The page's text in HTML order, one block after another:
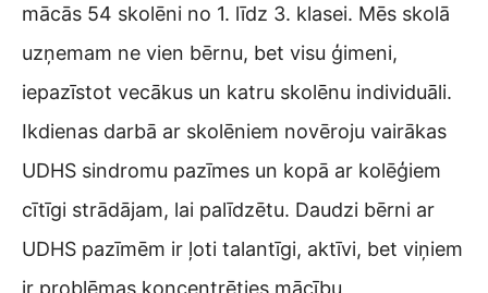
mācās 54 skolēni no 1. līdz 3. klasei. Mēs skolā
uzņemam ne vien bērnu, bet visu ģimeni,
iepazīstot vecākus un katru skolēnu individuāli.
Ikdienas darbā ar skolēniem novēroju vairākas
UDHS sindromu pazīmes un kopā ar kolēģiem
cītīgi strādājam, lai palīdzētu. Daudzi bērni ar
UDHS pazīmēm ir ļoti talantīgi, aktīvi, bet viņiem
ir problēmas koncentrēties mācību